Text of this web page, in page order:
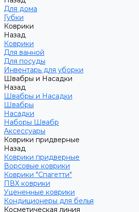
Для дома
Губки
Коврики
Назад
Коврики
Для ванной
Для посуды
Инвентарь для уборки
Швабры и Насадки
Назад
Швабры и Насадки
Швабры
Насадки
Наборы Швабр
Аксессуары
Коврики придверные
Назад
Коврики придверные
Ворсовые коврики
Коврики "Спагетти"
ПВХ коврики
Уцененные коврики
Кондиционеры для белья
Косметическая линия